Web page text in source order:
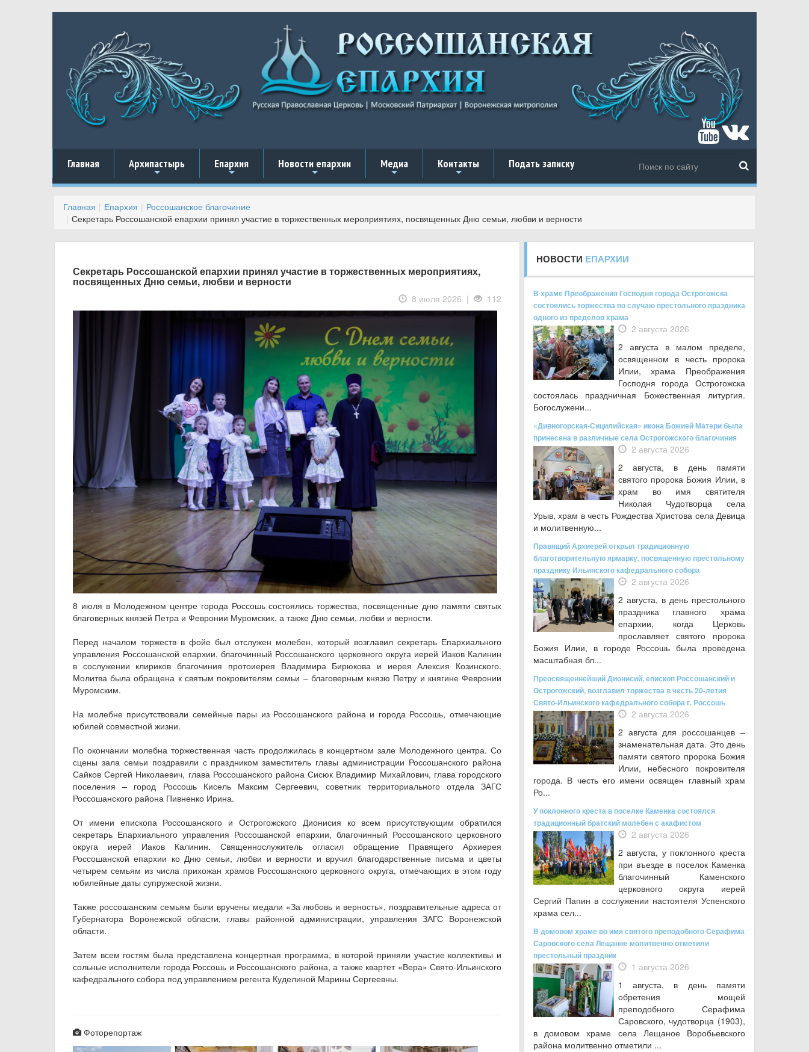
Главная
+
Архипастырь
+
Епархия
+
Новости епархии
+
Медиа
+
Контакты Подать записку
Главная Епархия
Россошанское благочиние
Секретарь Россошанской епархии принял участие в торжественных мероприятиях, посвященных Дню семьи, любви и верности
Секретарь Россошанской епархии принял участие в торжественных мероприятиях,
посвященных Дню семьи, любви и верности
8 июля 2026 | 112
8 июля в Молодежном центре города Россошь состоялись торжества, посвященные дню памяти святых
благоверных князей Петра и Февронии Муромских, а также Дню семьи, любви и верности.
Перед началом торжеств в фойе был отслужен молебен, который возглавил секретарь Епархиального
управления Россошанской епархии, благочинный Россошанского церковного округа иерей Иаков Калинин
в сослужении клириков благочиния протоиерея Владимира Бирюкова и иерея Алексия Козинского.
Молитва была обращена к святым покровителям семьи – благоверным князю Петру и княгине Февронии
Муромским.
На молебне присутствовали семейные пары из Россошанского района и города Россошь, отмечающие
юбилей совместной жизни.
По окончании молебна торжественная часть продолжилась в концертном зале Молодежного центра. Со
сцены зала семьи поздравили с праздником заместитель главы администрации Россошанского района
Сайков Сергей Николаевич, глава Россошанского района Сисюк Владимир Михайлович, глава городского
поселения – город Россошь Кисель Максим Сергеевич, советник территориального отдела ЗАГС
Россошанского района Пивненко Ирина.
От имени епископа Россошанского и Острогожского Дионисия ко всем присутствующим обратился
секретарь Епархиального управления Россошанской епархии, благочинный Россошанского церковного
округа иерей Иаков Калинин. Священнослужитель огласил обращение Правящего Архиерея
Россошанской епархии ко Дню семьи, любви и верности и вручил благодарственные письма и цветы
четырем семьям из числа прихожан храмов Россошанского церковного округа, отмечающих в этом году
юбилейные даты супружеской жизни.
Также россошанским семьям были вручены медали «За любовь и верность», поздравительные адреса от
Губернатора Воронежской области, главы районной администрации, управления ЗАГС Воронежской
области.
Затем всем гостям была представлена концертная программа, в которой приняли участие коллективы и
сольные исполнители города Россошь и Россошанского района, а также квартет «Вера» Свято-Ильинского
кафедрального собора под управлением регента Куделиной Марины Сергеевны.
Фоторепортаж
НОВОСТИ ЕПАРХИИ
В храме Преображения Господня города Острогожска
состоялись торжества по случаю престольного праздника
одного из пределов храма
2 августа 2026
2 августа в малом пределе,
освященном в честь пророка
Илии, храма Преображения
Господня города Острогожска
состоялась праздничная Божественная литургия.
Богослужени...
«Дивногорская-Сицилийская» икона Божией Матери была
принесена в различные села Острогожского благочиния
2 августа 2026
2 августа, в день памяти
святого пророка Божия Илии, в
храм во имя святителя
Николая Чудотворца села
Урыв, храм в честь Рождества Христова села Девица
и молитвенную...
Правящий Архиерей открыл традиционную
благотворительную ярмарку, посвященную престольному
празднику Ильинского кафедрального собора
2 августа 2026
2 августа, в день престольного
праздника главного храма
епархии, когда Церковь
прославляет святого пророка
Божия Илии, в городе Россошь была проведена
масштабная бл...
Преосвященнейший Дионисий, епископ Россошанский и
Острогожский, возглавил торжества в честь 20-летия
Свято-Ильинского кафедрального собора г. Россошь
2 августа 2026
2 августа для россошанцев –
знаменательная дата. Это день
памяти святого пророка Божия
Илии, небесного покровителя
города. В честь его имени освящен главный храм
Ро...
У поклонного креста в поселке Каменка состоялся
традиционный братский молебен с акафистом
2 августа 2026
2 августа, у поклонного креста
при въезде в поселок Каменка
благочинный Каменского
церковного округа иерей
Сергий Папин в сослужении настоятеля Успенского
храма сел...
В домовом храме во имя святого преподобного Серафима
Саровского села Лещаное молитвенно отметили
престольный праздник
1 августа 2026
1 августа, в день памяти
обретения мощей
преподобного Серафима
Саровского, чудотворца (1903),
в домовом храме села Лещаное Воробьевского
района молитвенно отметили ...